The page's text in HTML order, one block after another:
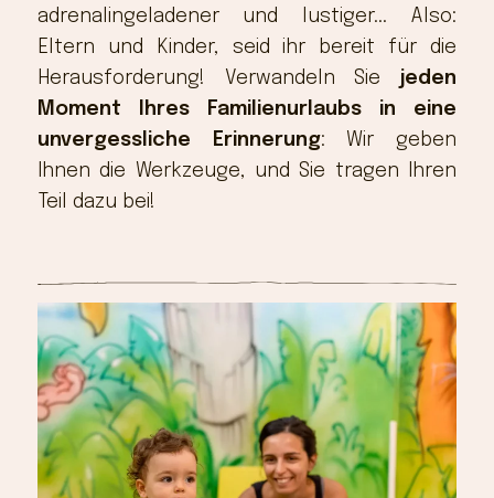
adrenalingeladener und lustiger... Also:
Eltern und Kinder, seid ihr bereit für die
Herausforderung! Verwandeln Sie jeden
Moment Ihres Familienurlaubs in eine
unvergessliche Erinnerung: Wir geben
Ihnen die Werkzeuge, und Sie tragen Ihren
Teil dazu bei!